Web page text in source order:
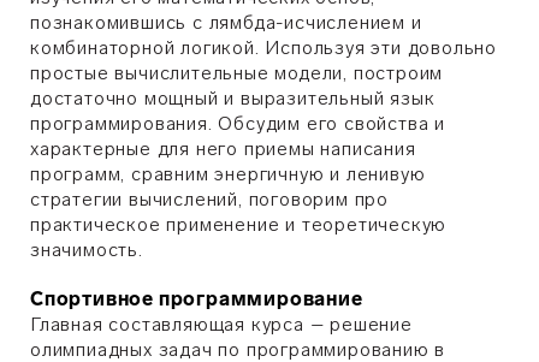
познакомившись с лямбда-исчислением и
комбинаторной логикой. Используя эти довольно
простые вычислительные модели, построим
достаточно мощный и выразительный язык
программирования. Обсудим его свойства и
характерные для него приемы написания
программ, сравним энергичную и ленивую
стратегии вычислений, поговорим про
практическое применение и теоретическую
значимость.
Спортивное программирование
Главная составляющая курса – решение
олимпиадных задач по программированию в